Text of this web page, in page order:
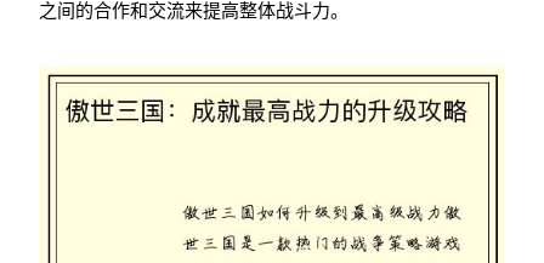
之间的合作和交流来提高整体战斗力。